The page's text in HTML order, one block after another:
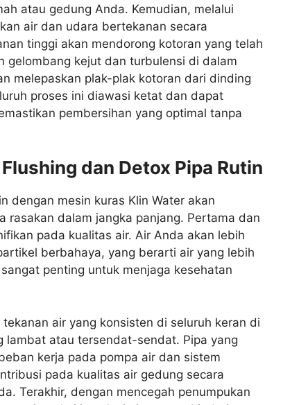
atau gedung Anda. Kemudian, melalui
air dan udara bertekanan secara
tinggi akan mendorong kotoran yang telah
gelombang kejut dan turbulensi di dalam
melepaskan plak-plak kotoran dari dinding
proses ini diawasi ketat dan dapat
pembersihan yang optimal tanpa
dan Detox Pipa Rutin
dengan mesin kuras Klin Water akan
rasakan dalam jangka panjang. Pertama dan
pada kualitas air. Air Anda akan lebih
berbahaya, yang berarti air yang lebih
penting untuk menjaga kesehatan
air yang konsisten di seluruh keran di
lambat atau tersendat-sendat. Pipa yang
kerja pada pompa air dan sistem
pada kualitas air gedung secara
Terakhir, dengan mencegah penumpukan